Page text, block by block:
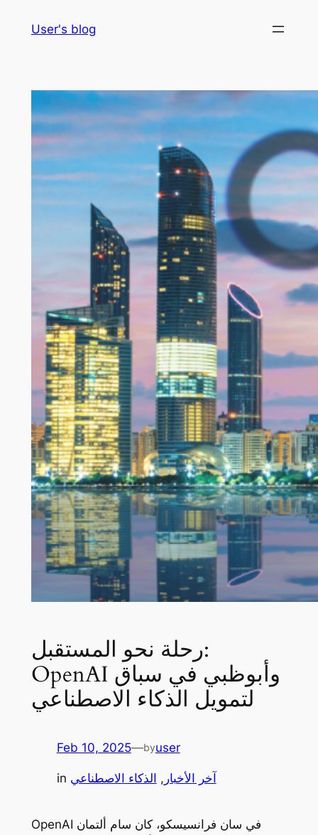
User's blog
رحلة نحو المستقبل:
OpenAI وأبوظبي في سباق
لتمويل الذكاء الاصطناعي
Feb 10, 2025—byuser
in آخر الأخبار , الذكاء الاصطناعي
OpenAI في سان فرانسيسكو، كان سام ألتمان